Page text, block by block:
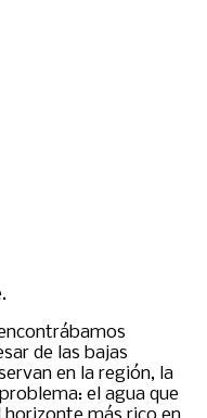
de las bajas
en la región, la
el agua que